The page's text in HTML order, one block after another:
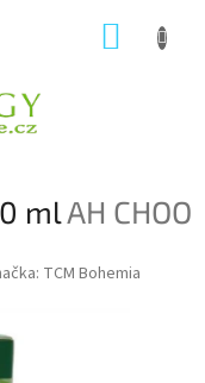
mlAH CHOO
TCM Bohemia